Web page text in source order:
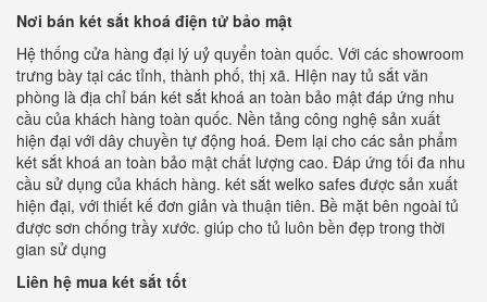
Nơi bán két sắt khoá điện tử bảo mật
Hệ thống cửa hàng đại lý uỷ quyển toàn quốc. Với các showroom
trưng bày tại các tỉnh, thành phố, thị xã. HIện nay tủ sắt văn
phòng là địa chỉ bán két sắt khoá an toàn bảo mật đáp ứng nhu
cầu của khách hàng toàn quốc. Nền tảng công nghệ sản xuất
hiện đại với dây chuyền tự động hoá. Đem lại cho các sản phẩm
két sắt khoá an toàn bảo mật chất lượng cao. Đáp ứng tối đa nhu
cầu sử dụng của khách hàng. két sắt welko safes được sản xuất
hiện đại, với thiết kế đơn giản và thuận tiên. Bề mặt bên ngoài tủ
được sơn chống trầy xước. giúp cho tủ luôn bền đẹp trong thời
gian sử dụng
Liên hệ mua két sắt tốt